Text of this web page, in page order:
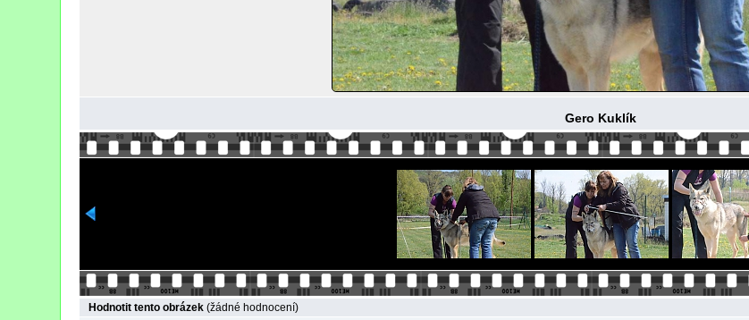
Gero Kuklík
Hodnotit tento obrázek (žádné hodnocení)